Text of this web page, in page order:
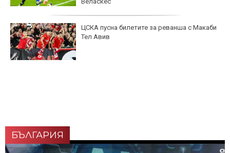
ЦСКА пусна билетите за реванша с Макаби
Тел Авив
БЪЛГАРИЯ